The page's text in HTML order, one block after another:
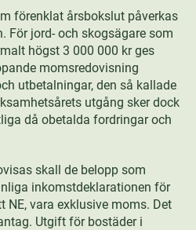
förenklat årsbokslut påverkas
För jord- och skogsägare som
högst 3 000 000 kr ges
momsredovisning
utbetalningar, den så kallade
utgång sker dock
då obetalda fordringar och
skall de belopp som
inkomstdeklarationen för
NE, vara exklusive moms. Det
Utgift för bostäder i